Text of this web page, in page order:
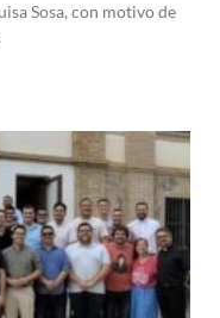
Sosa, con motivo de